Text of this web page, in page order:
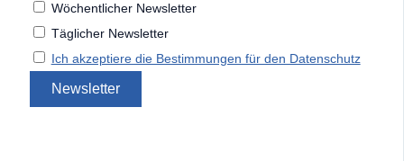
Wöchentlicher Newsletter
Täglicher Newsletter
Ich akzeptiere die Bestimmungen für den Datenschutz